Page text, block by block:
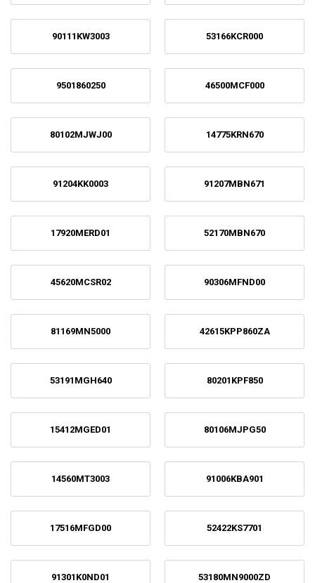
90111KW3003 53166KCR000
9501860250 46500MCF000
80102MJWJ00 14775KRN670
91204KK0003 91207MBN671
17920MERD01 52170MBN670
45620MCSR02 90306MFND00
81169MN5000 42615KPP860ZA
53191MGH640 80201KPF850
15412MGED01 80106MJPG50
14560MT3003 91006KBA901
17516MFGD00 52422KS7701
91301K0ND01 53180MN9000ZD